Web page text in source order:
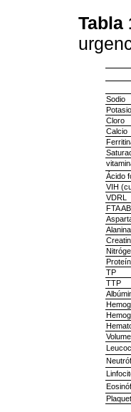
Tabla
Sodio
Potasio
Cloro
Calcio
Ácido
VIH
VDRL
FTA
TP
TTP